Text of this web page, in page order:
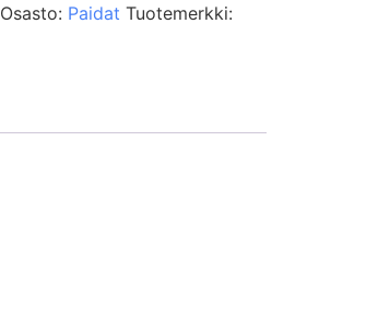
Osasto: Paidat Tuotemerkki: